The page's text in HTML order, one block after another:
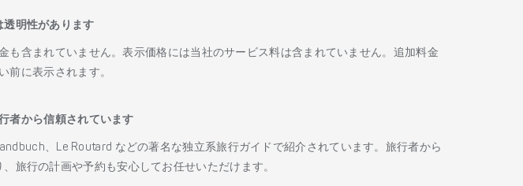
透明性があります
含まれていません。表示価格には当社のサービス料は含まれていません。追加料金
前に表示されます。
者から信頼されています
、Le Routard などの著名な独立系旅行ガイドで紹介されています。旅行者から
旅行の計画や予約も安心してお任せいただけます。